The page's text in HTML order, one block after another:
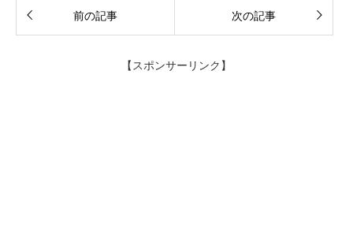
前の記事 次の記事
【スポンサーリンク】